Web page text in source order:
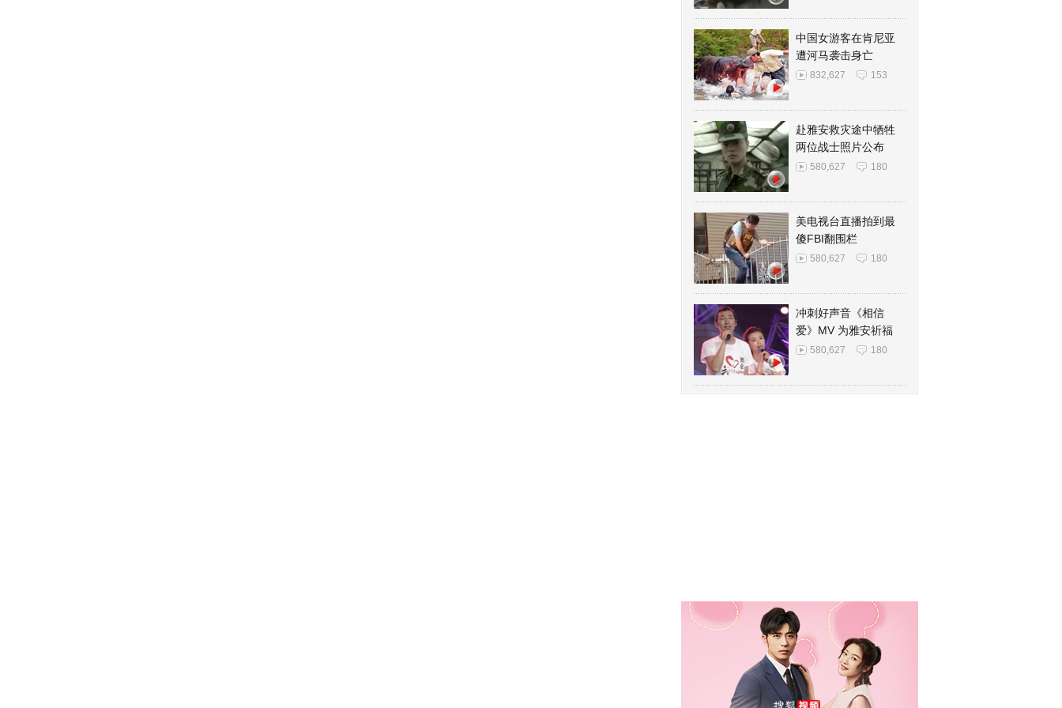
中国女游客在肯尼亚
遭河马袭击身亡
832,627 153
赴雅安救灾途中牺牲
两位战士照片公布
580,627 180
美电视台直播拍到最
傻FBI翻围栏
580,627 180
冲刺好声音《相信
爱》MV 为雅安祈福
580,627 180